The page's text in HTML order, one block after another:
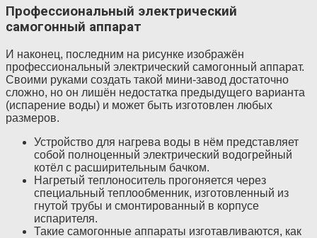
Профессиональный электрический
самогонный аппарат
И наконец, последним на рисунке изображён
профессиональный электрический самогонный аппарат.
Своими руками создать такой мини-завод достаточно
сложно, но он лишён недостатка предыдущего варианта
(испарение воды) и может быть изготовлен любых
размеров.
Устройство для нагрева воды в нём представляет
собой полноценный электрический водогрейный
котёл с расширительным бачком.
Нагретый теплоноситель прогоняется через
специальный теплообменник, изготовленный из
гнутой трубы и смонтированный в корпусе
испарителя.
Такие самогонные аппараты изготавливаются, как